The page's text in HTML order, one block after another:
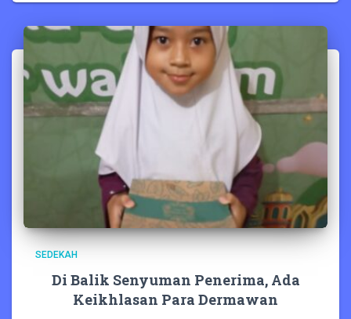
SEDEKAH
Di Balik Senyuman Penerima, Ada
Keikhlasan Para Dermawan